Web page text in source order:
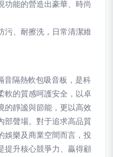
功能的營造出豪華、時尚
污、耐擦洗，日常清潔維
音隔熱軟包吸音板，是科
軟的質感呵護安全，以卓
的靜謐與節能，更以高效
部聲場。對于追求高品質
娛樂及商業空間而言，投
提升核心競爭力、贏得顧